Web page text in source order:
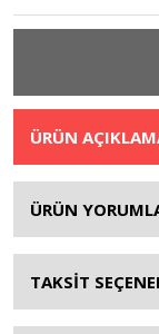
ÜRÜN
ÜRÜN
TAKSİT